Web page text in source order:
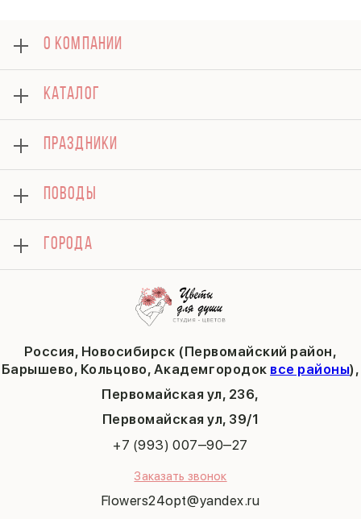
Россия, Новосибирск (Первомайский район,
Барышево, Кольцово, Академгородок все районы),
Первомайская ул, 236,
​Первомайская ул, 39/1
+7 (993) 007‒90‒27
Заказать звонок
Flowers24opt@yandex.ru
О КОМПАНИИ
Оплата
Отзывы
Блог
Гарантии
Доставка
Вопросы и ответы
Политика конфиденциальности
Публичная оферта
КАТАЛОГ
Букеты
Композиции
Подарки
Хризантемы
Комбо-предложения
Тюльпаны
ПРАЗДНИКИ
14 февраля
День матери
1 сентября
День учителя
Пасха
9 мая
ПОВОДЫ
ГОРОДА